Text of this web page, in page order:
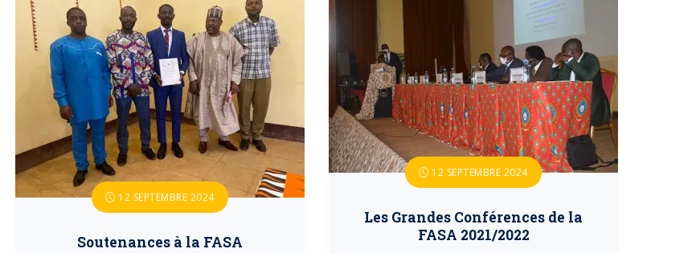
12 SEPTEMBRE 2024
Soutenances à la FASA
12 SEPTEMBRE 2024
Les Grandes Conférences de la
FASA 2021/2022